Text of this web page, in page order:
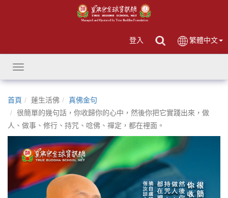
登入 繁體中文
Toggle
navigation
首頁 蓮生活佛
真佛金句
很簡單的幾句話，你收歸你的心中，然後你把它實踐出來，做
人、做事、修行、持咒、唸佛、禪定，都在裡面。